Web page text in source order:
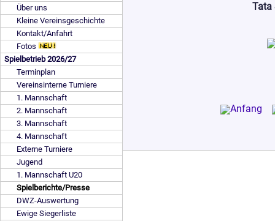
Über uns
Kleine Vereinsgeschichte
Kontakt/Anfahrt
Fotos
Spielbetrieb 2026/27
Terminplan
Vereinsinterne Turniere
1. Mannschaft
2. Mannschaft
3. Mannschaft
4. Mannschaft
Externe Turniere
Jugend
1. Mannschaft U20
Spielberichte/Presse
DWZ-Auswertung
Ewige Siegerliste
Tata